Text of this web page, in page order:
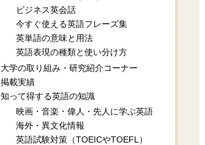
ビジネス英会話
今すぐ使える英語フレーズ集
英単語の意味と用法
英語表現の種類と使い分け方
大学の取り組み・研究紹介コーナー
掲載実績
知って得する英語の知識
映画・音楽・偉人・先人に学ぶ英語
海外・異文化情報
英語試験対策（TOEICやTOEFL）